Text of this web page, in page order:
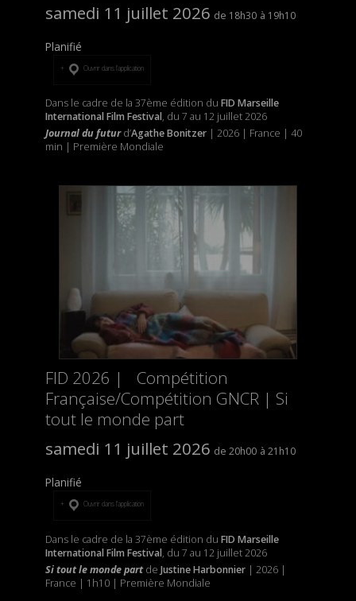
samedi 11 juillet 2026
18h30 19h10
Planifié
Ouvrir dans l’application
Dans le cadre de la 37ème édition du FID Marseille
International Film Festival, du 7 au 12 juillet 2026
Journal du futur d’Agathe Bonitzer| 2026 | France | 40
min | Première Mondiale
FID 2026 | Compétition
Française/Compétition GNCR | Si
tout le monde part
samedi 11 juillet 2026
20h00 21h10
Planifié
Ouvrir dans l’application
Dans le cadre de la 37ème édition du FID Marseille
International Film Festival, du 7 au 12 juillet 2026
Si tout le monde partde Justine Harbonnier| 2026 |
France | 1h10 | Première Mondiale